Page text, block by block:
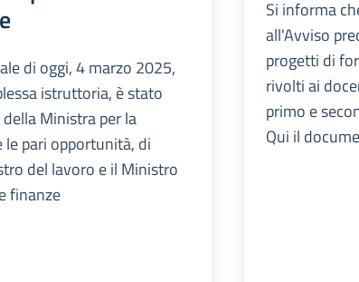
di oggi, 4 marzo 2025,
istruttoria, è stato
Ministra per la
pari opportunità, di
del lavoro e il Ministro
finanze
Si informa
all'Avviso
progetti di
rivolti ai
primo e
Qui il